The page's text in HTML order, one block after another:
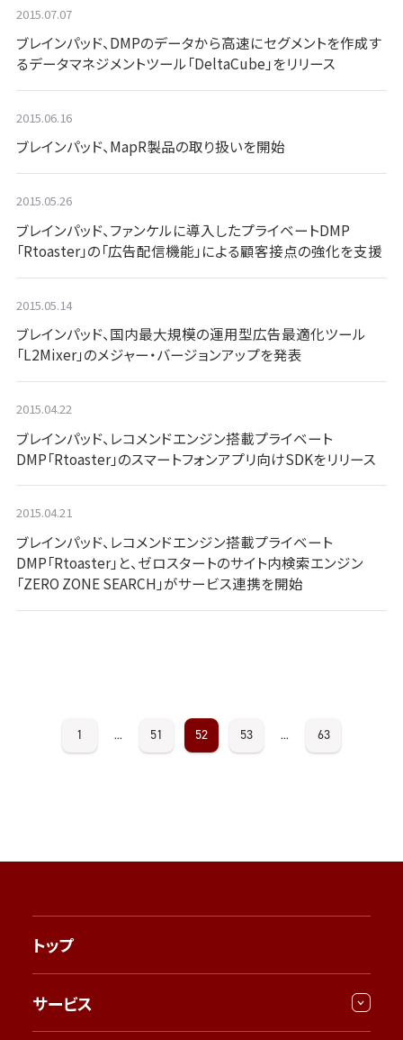
2015.07.07
ブレインパッド、DMPのデータから高速にセグメントを作成す
るデータマネジメントツール「DeltaCube」をリリース
2015.06.16
ブレインパッド、MapR製品の取り扱いを開始
2015.05.26
ブレインパッド、ファンケルに導入したプライベートDMP
「Rtoaster」の「広告配信機能」による顧客接点の強化を支援
2015.05.14
ブレインパッド、国内最大規模の運用型広告最適化ツール
「L2Mixer」のメジャー・バージョンアップを発表
2015.04.22
ブレインパッド、レコメンドエンジン搭載プライベート
DMP「Rtoaster」のスマートフォンアプリ向けSDKをリリース
2015.04.21
ブレインパッド、レコメンドエンジン搭載プライベート
DMP「Rtoaster」と、ゼロスタートのサイト内検索エンジン
「ZERO ZONE SEARCH」がサービス連携を開始
1 ... 51 52 53 ... 63
トップ
サービス